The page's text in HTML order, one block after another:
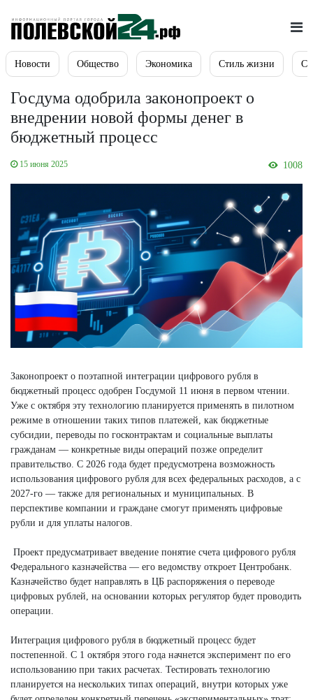
Новости Общество Экономика Стиль жизни
Госдума одобрила законопроект о
внедрении новой формы денег в
бюджетный процесс
15 июня 2025 1008
Законопроект о поэтапной интеграции цифрового рубля в
бюджетный процесс одобрен Госдумой 11 июня в первом чтении.
Уже с октября эту технологию планируется применять в пилотном
режиме в отношении таких типов платежей, как бюджетные
субсидии, переводы по госконтрактам и социальные выплаты
гражданам — конкретные виды операций позже определит
правительство. С 2026 года будет предусмотрена возможность
использования цифрового рубля для всех федеральных расходов, а с
2027-го — также для региональных и муниципальных. В
перспективе компании и граждане смогут применять цифровые
рубли и для уплаты налогов.
Проект предусматривает введение понятие счета цифрового рубля
Федерального казначейства — его ведомству откроет Центробанк.
Казначейство будет направлять в ЦБ распоряжения о переводе
цифровых рублей, на основании которых регулятор будет проводить
операции.
Интеграция цифрового рубля в бюджетный процесс будет
постепенной. С 1 октября этого года начнется эксперимент по его
использованию при таких расчетах. Тестировать технологию
планируется на нескольких типах операций, внутри которых уже